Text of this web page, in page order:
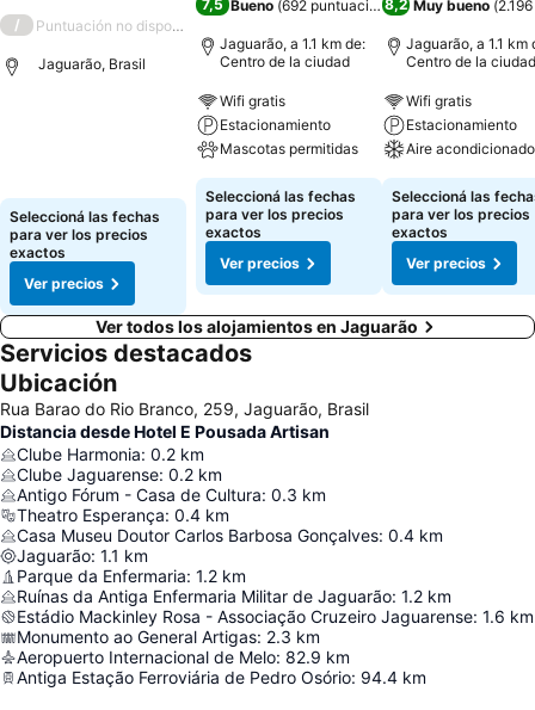
/ Puntuación no disponible
Jaguarão, Brasil
Seleccioná las fechas
para ver los precios
exactos
Ver precios
7,5 Bueno (692 puntuaciones)
Jaguarão, a 1.1 km de:
Centro de la ciudad
Wifi gratis
Estacionamiento
Mascotas permitidas
Seleccioná las fechas
para ver los precios
exactos
Ver precios
8,2 Muy bueno (
Jaguarão, a 1.1 km
Centro de la ciudad
Wifi gratis
Estacionamiento
Aire acondicionado
Seleccioná las
para ver los precios
exactos
Ver precios
Ver todos los alojamientos en Jaguarão
Servicios destacados
Ubicación
Rua Barao do Rio Branco, 259, Jaguarão, Brasil
Distancia desde Hotel E Pousada Artisan
Clube Harmonia: 0.2 km
Clube Jaguarense: 0.2 km
Antigo Fórum - Casa de Cultura: 0.3 km
Theatro Esperança: 0.4 km
Casa Museu Doutor Carlos Barbosa Gonçalves: 0.4 km
Jaguarão: 1.1 km
Parque da Enfermaria: 1.2 km
Ruínas da Antiga Enfermaria Militar de Jaguarão: 1.2 km
Estádio Mackinley Rosa - Associação Cruzeiro Jaguarense: 1.6 km
Monumento ao General Artigas: 2.3 km
Aeropuerto Internacional de Melo: 82.9 km
Antiga Estação Ferroviária de Pedro Osório: 94.4 km